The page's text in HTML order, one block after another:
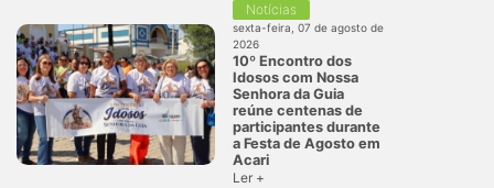
Notícias
sexta-feira, 07 de agosto de
2026
10º Encontro dos
Idosos com Nossa
Senhora da Guia
reúne centenas de
participantes durante
a Festa de Agosto em
Acari
Ler +